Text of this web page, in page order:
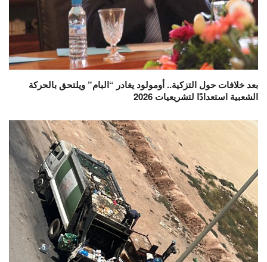
بعد خلافات حول التزكية.. أومولود يغادر “البام” ويلتحق بالحركة
الشعبية استعدادًا لتشريعيات 2026